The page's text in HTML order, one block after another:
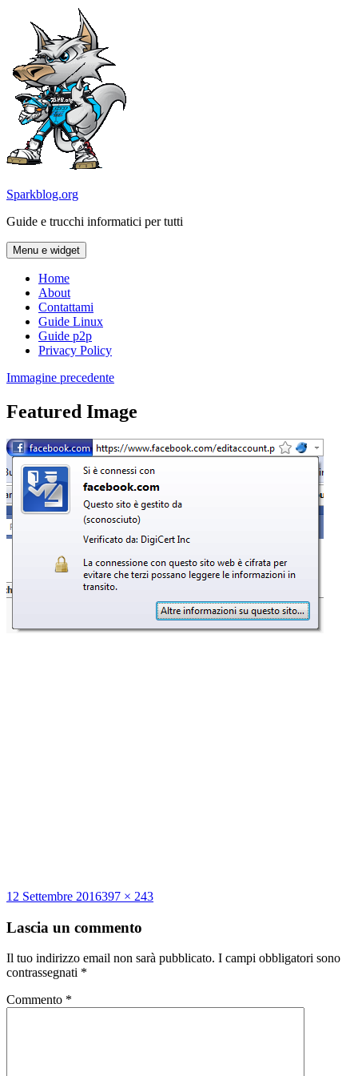
contenuto
Sparkblog.org
Guide e trucchi informatici per tutti
Menu e widget
Home
About
Contattami
Guide Linux
Guide p2p
Privacy Policy
Immagine precedente
Featured Image
Scritto
12 Settembre 2016Dimensione
397 × 243
Lascia un commento
Il tuo indirizzo email non sarà pubblicato. I campi obbligatori sono
contrassegnati *
Commento *